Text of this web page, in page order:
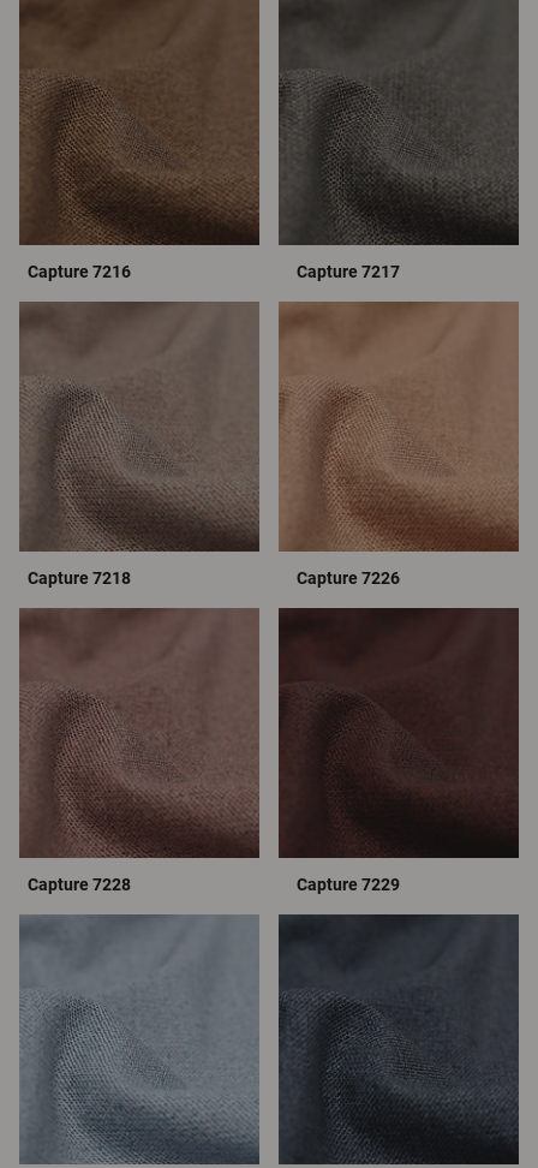
Capture 7216 Capture 7217
Capture 7218 Capture 7226
Capture 7228 Capture 7229